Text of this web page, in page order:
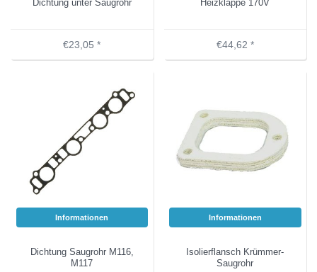
Dichtung unter Saugrohr
€23,05 *
Heizklappe 170V
€44,62 *
Informationen
Dichtung Saugrohr M116,
M117
Informationen
Isolierflansch Krümmer-
Saugrohr